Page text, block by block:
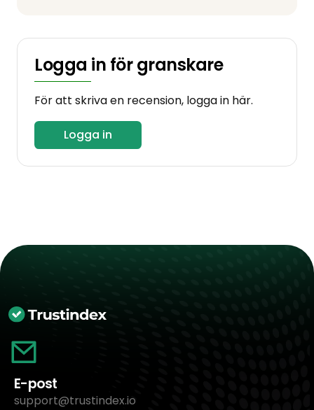
Logga in för granskare
För att skriva en recension, logga in här.
Logga in
E-post
support@trustindex.io